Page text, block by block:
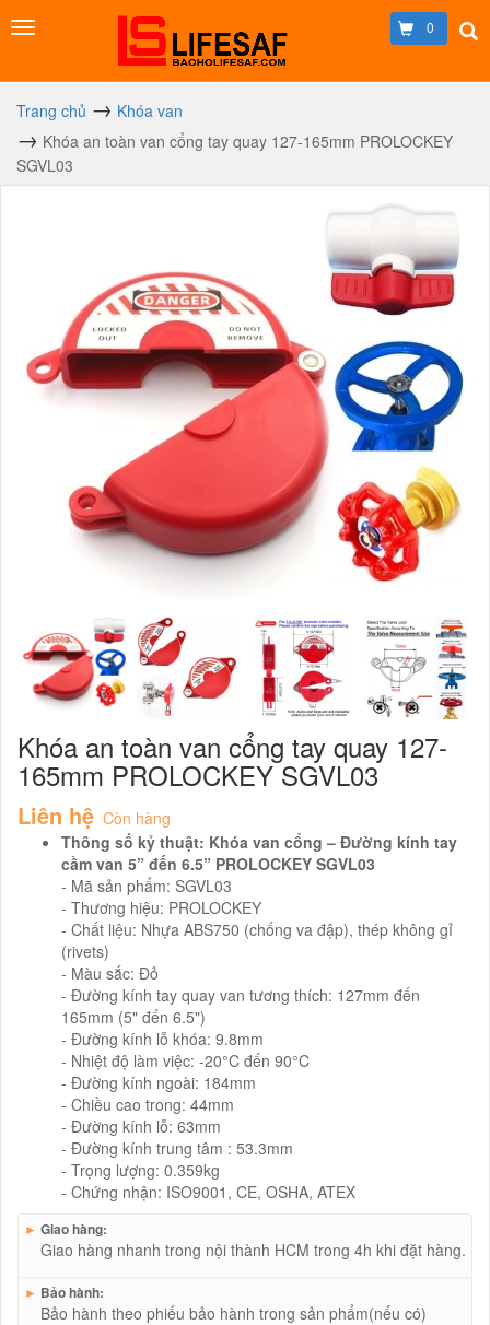
0
Trang chủ
Khóa van
Khóa an toàn van cổng tay quay 127-165mm PROLOCKEY
SGVL03
Khóa an toàn van cổng tay quay 127-
165mm PROLOCKEY SGVL03
Liên hệ Còn hàng
Thông số kỷ thuật: Khóa van cổng – Đường kính tay
cầm van 5” đến 6.5” PROLOCKEY SGVL03
- Mã sản phẩm: SGVL03
- Thương hiệu: PROLOCKEY
- Chất liệu: Nhựa ABS750 (chống va đập), thép không gỉ
(rivets)
- Màu sắc: Đỏ
- Đường kính tay quay van tương thích: 127mm đến
165mm (5" đến 6.5")
- Đường kính lỗ khóa: 9.8mm
- Nhiệt độ làm việc: -20°C đến 90°C
- Đường kính ngoài: 184mm
- Chiều cao trong: 44mm
- Đường kính lỗ: 63mm
- Đường kính trung tâm : 53.3mm
- Trọng lượng: 0.359kg
- Chứng nhận: ISO9001, CE, OSHA, ATEX
► Giao hàng:
Giao hàng nhanh trong nội thành HCM trong 4h khi đặt hàng.
► Bảo hành:
Bảo hành theo phiếu bảo hành trong sản phẩm(nếu có)